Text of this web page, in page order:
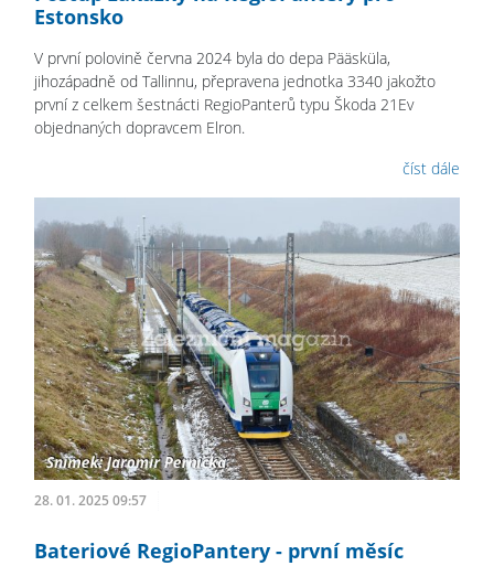
Estonsko
V první polovině června 2024 byla do depa Pääsküla,
jihozápadně od Tallinnu, přepravena jednotka 3340 jakožto
první z celkem šestnácti RegioPanterů typu Škoda 21Ev
objednaných dopravcem Elron.
číst dále
28. 01. 2025 09:57
Bateriové RegioPantery - první měsíc